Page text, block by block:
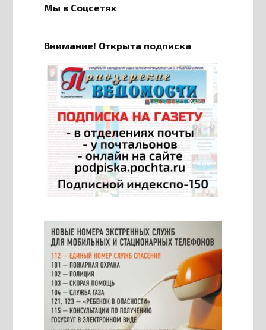
Мы в Соцсетях
Внимание! Открыта подписка